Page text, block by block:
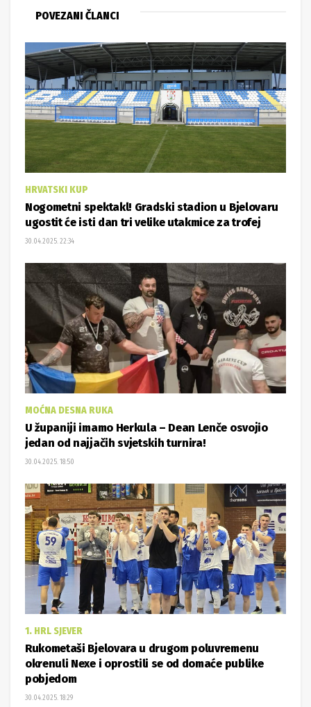
POVEZANI ČLANCI
HRVATSKI KUP
Nogometni spektakl! Gradski stadion u Bjelovaru
ugostit će isti dan tri velike utakmice za trofej
30.04.2025. 22:34
MOĆNA DESNA RUKA
U županiji imamo Herkula – Dean Lenče osvojio
jedan od najjačih svjetskih turnira!
30.04.2025. 18:50
1. HRL SJEVER
Rukometaši Bjelovara u drugom poluvremenu
okrenuli Nexe i oprostili se od domaće publike
pobjedom
30.04.2025. 18:29